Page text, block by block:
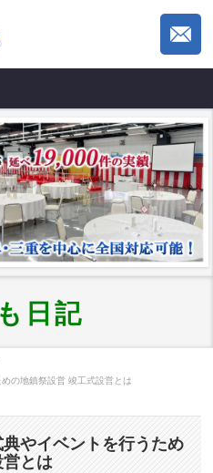
日記
の地鎮祭設営 竣工式設営とは
やイベントを行うため
とは